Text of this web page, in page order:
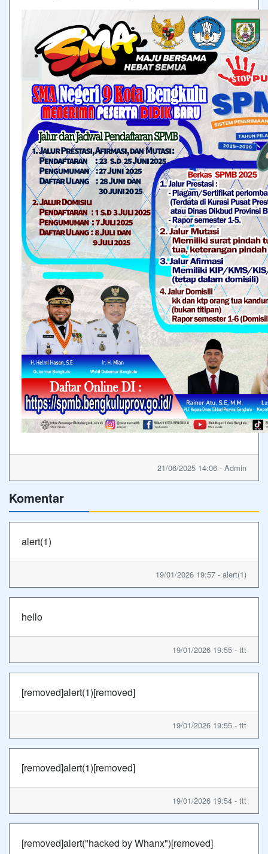
21/06/2025 14:06 - Admin
Komentar
alert(1)
19/01/2026 19:57 - alert(1)
hello
19/01/2026 19:55 - ttt
[removed]alert(1)[removed]
19/01/2026 19:55 - ttt
[removed]alert(1)[removed]
19/01/2026 19:54 - ttt
[removed]alert("hacked by Whanx")[removed]